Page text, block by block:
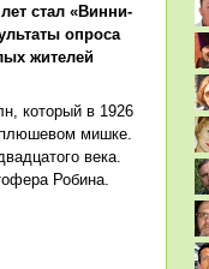
стал «Винни-
опроса
жителей
который в 1926
плюшевом мишке.
века.
Робина.